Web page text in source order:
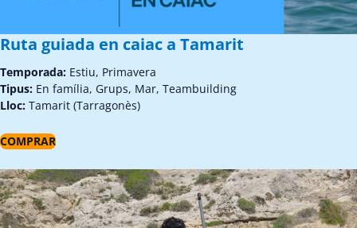
Ruta guiada en caiac a Tamarit
Temporada: Estiu, Primavera
Tipus: En família, Grups, Mar, Teambuilding
Lloc: Tamarit (Tarragonès)
COMPRAR